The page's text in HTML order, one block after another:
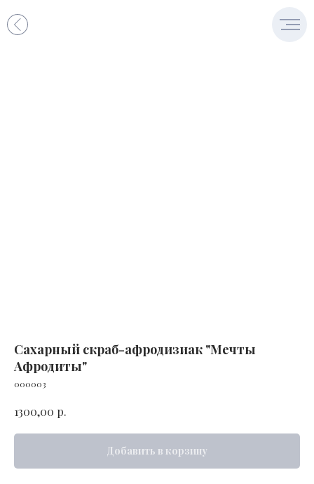
Сахарный скраб-афродизиак "Мечты
Афродиты"
000003
1300,00 р.
Добавить в корзину